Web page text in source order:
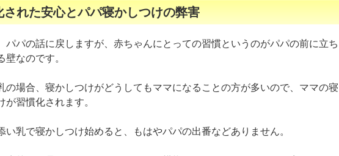
された安心とパパ寝かしつけの弊害
パの話に戻しますが、赤ちゃんにとっての習慣というのがパパの前に立ち
壁なのです。
の場合、寝かしつけがどうしてもママになることの方が多いので、ママの寝
が習慣化されます。
い乳で寝かしつけ始めると、もはやパパの出番などありません。